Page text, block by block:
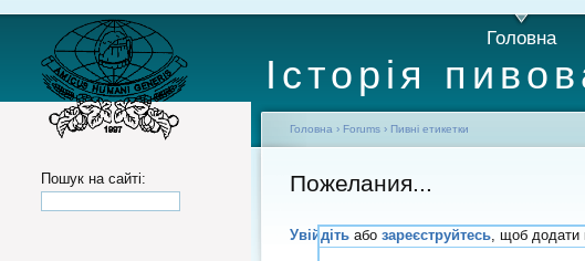
Історія
Головна
Пошук на сайті:
Головна › Forums › Пивні етикетки
Пожелания...
Увійдіть або зареєструйтесь, щоб додати